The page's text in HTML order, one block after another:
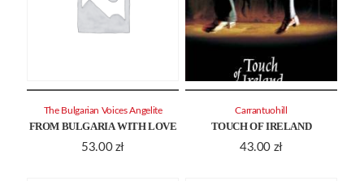
FROM BULGARIA WITH LOVE
53.00 zł
The Bulgarian Voices Angelite
TOUCH OF IRELAND
43.00 zł
Carrantuohill